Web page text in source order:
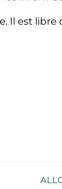
. Il est libre